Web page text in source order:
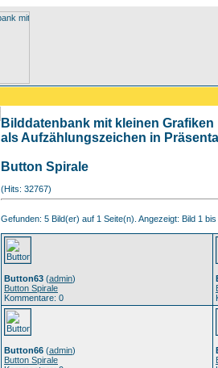
Bilddatenbank mit kleinen
als Aufzählungszeichen in
Button Spirale
(Hits: 32767)
Gefunden: 5 Bild(er) auf 1 Seite(n). Angezeigt: Bild 1 bis
Button63 (admin)
Button Spirale
Kommentare: 0
Button66 (admin)
Button Spirale